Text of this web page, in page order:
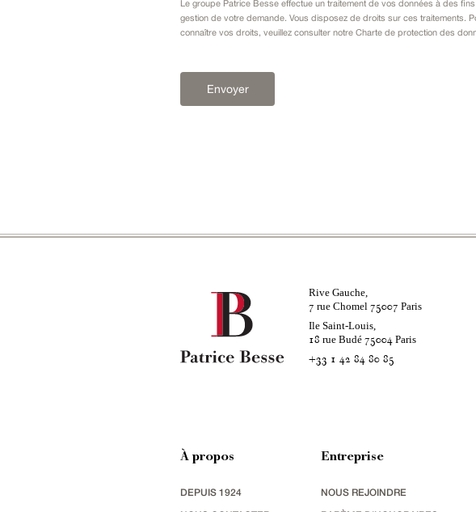
Le groupe Patrice Besse effectue un traitement de vos données à des
gestion de votre demande. Vous disposez de droits sur ces traitements.
connaître vos droits, veuillez consulter notre Charte de protection des
Envoyer
Rive Gauche,
7 rue Chomel 75007 Paris
Ile Saint-Louis,
18 rue Budé 75004 Paris
+33 1 42 84 80 85
À propos
DEPUIS 1924
Entreprise
NOUS REJOINDRE